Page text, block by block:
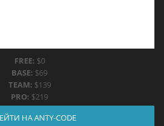
FREE: $0
BASE: $69
TEAM: $139
PRO: $219
НА ANTY-CODE